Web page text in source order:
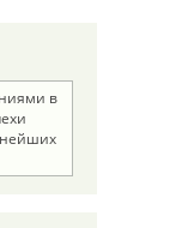
inform@infosport.ru
в